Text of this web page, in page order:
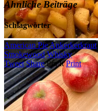
Ähnliche Beiträge
Schlagwörter
American PieAnkerkerkraut
Smokewood Whisky
Tweet Share Pin It Print